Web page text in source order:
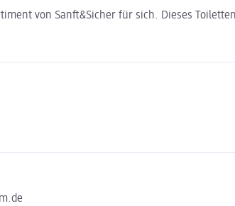
von Sanft&Sicher für sich. Dieses